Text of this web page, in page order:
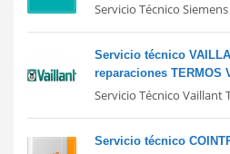
Servicio Técnico
Servicio técnico
reparaciones TERMOS
Servicio Técnico Vaillant
Servicio técnico